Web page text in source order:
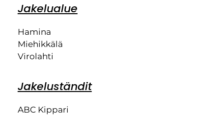
Jakelualue
Hamina
Miehikkälä
Virolahti
Jakeluständit
ABC Kippari